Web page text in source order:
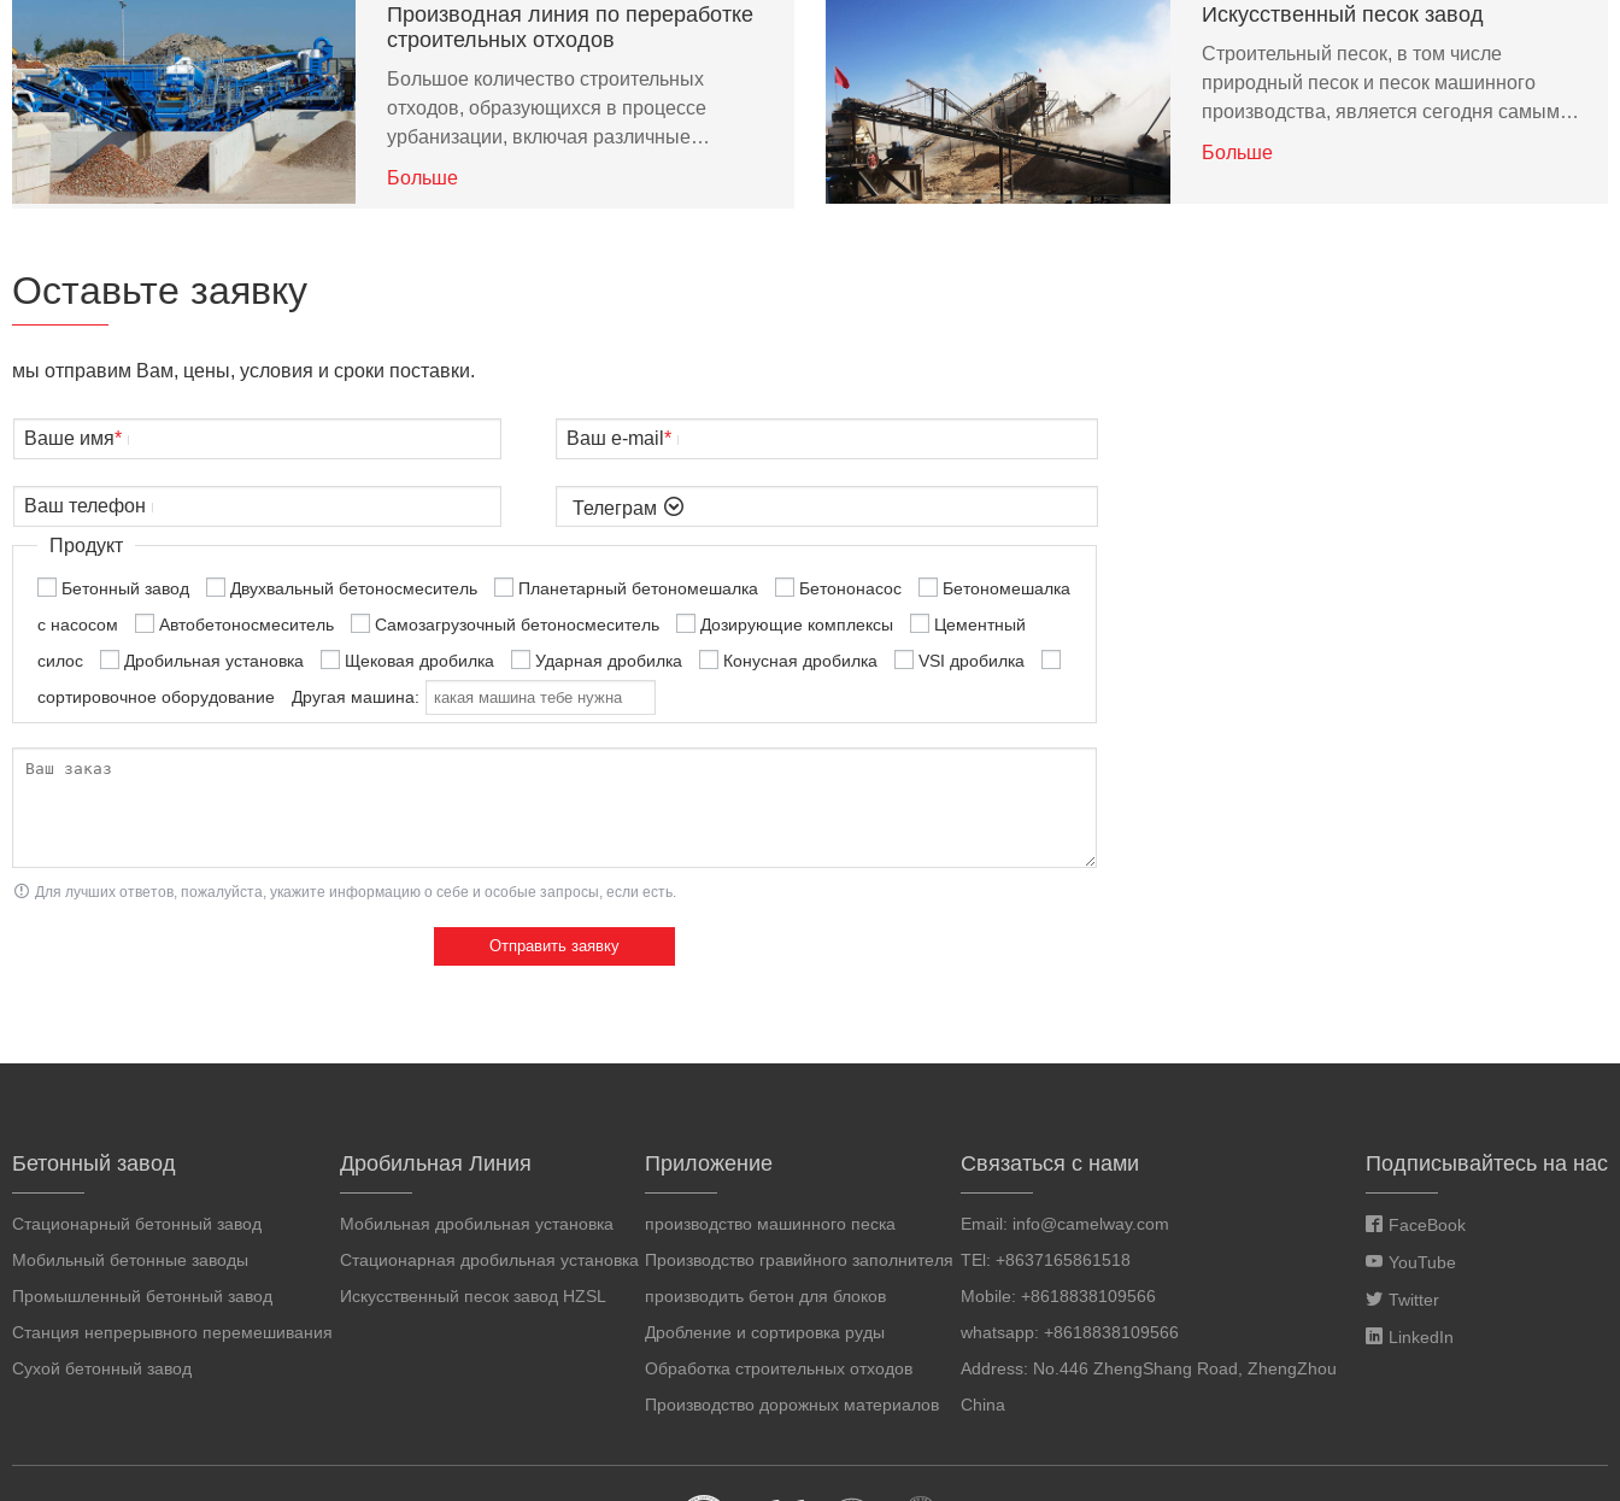
Производная линия по переработке
строительных отходов
Большое количество строительных
отходов, образующихся в процессе
урбанизации, включая различные…
Больше
Искусственный песок завод
Строительный песок, в том числе
природный песок и песок машинного
производства, является сегодня самым…
Больше
Оставьте заявку
мы отправим Вам, цены, условия и сроки поставки.
Ваше имя* Ваш e-mail*
Ваш телефон 
Продукт
Бетонный завод Двухвальный бетоносмеситель Планетарный бетономешалка Бетононасос
Бетономешалка
с насосом
Автобетоносмеситель Самозагрузочный бетоносмеситель Дозирующие комплексы
Цементный
силос
Дробильная установка Щековая дробилка Ударная дробилка Конусная дробилка
VSI дробилка
сортировочное оборудование
Другая машина:
Для лучших ответов, пожалуйста, укажите информацию о себе и особые запросы, если есть.
Бетонный завод
Стационарный бетонный завод
Мобильный бетонные заводы
Промышленный бетонный завод
Станция непрерывного перемешивания
Сухой бетонный завод
Дробильная Линия
Мобильная дробильная установка
Стационарная дробильная установка
Искусственный песок завод HZSL
Приложение
производство машинного песка
Производство гравийного заполнителя
производить бетон для блоков
Дробление и сортировка руды
Обработка строительных отходов
Производство дорожных материалов
Связаться с нами
Email: info@camelway.com
TEl: +8637165861518
Mobile: +8618838109566
whatsapp: +8618838109566
Address: No.446 ZhengShang Road, ZhengZhou
China
Подписывайтесь на нас
FaceBook
YouTube
Twitter
LinkedIn